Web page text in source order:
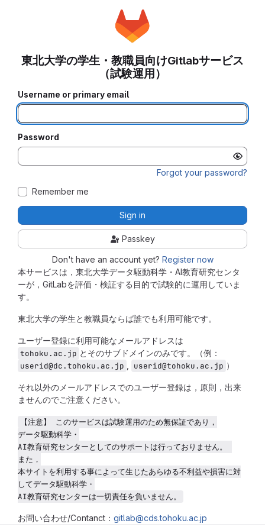
本サービスは，東北大学データ駆動科学・AI教育研究センタ
ーが，GitLabを評価・検証する目的で試験的に運用していま
す。
東北大学の学生と教職員ならば誰でも利用可能です。
ユーザー登録に利用可能なメールアドレスは
tohoku.ac.jp とそのサブドメインのみです。（例：
userid@dc.tohoku.ac.jp
userid@tohoku.ac.jp ）
それ以外のメールアドレスでのユーザー登録は，原則，出来
ませんのでご注意ください。
【注意】 このサービスは試験運用のため無保証であり，
データ駆動科学・
AI教育研究センターとしてのサポートは行っておりません。
また，
本サイトを利用する事によって生じたあらゆる不利益や損害に対
してデータ駆動科学・
AI教育研究センターは一切責任を負いません。
お問い合わせ/Contanct： gitlab@cds.tohoku.ac.jp
東北大学の学生・教職員向けGitlabサービス
（試験運用）
Username or primary email
Password
Forgot your password?
Remember me
Sign in
Passkey
Don't have an account yet? Register now